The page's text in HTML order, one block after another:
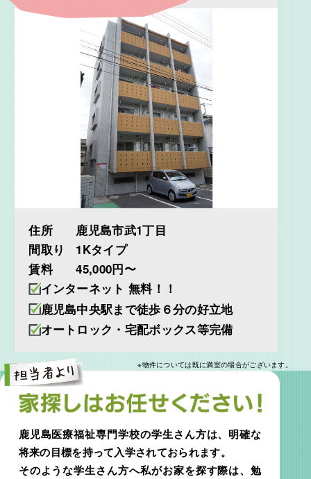
住所
鹿児島市武1丁目
間取り
1Kタイプ
賃料
45,000円〜
インターネット 無料！！
鹿児島中央駅まで徒歩６分の好立地
オートロック・宅配ボックス等完備
※物件については既に満室の場合がございます。
鹿児島医療福祉専門学校の学生さん方は、明確な
将来の目標を持って入学されておられます。
そのような学生さん方へ私がお家を探す際は、勉